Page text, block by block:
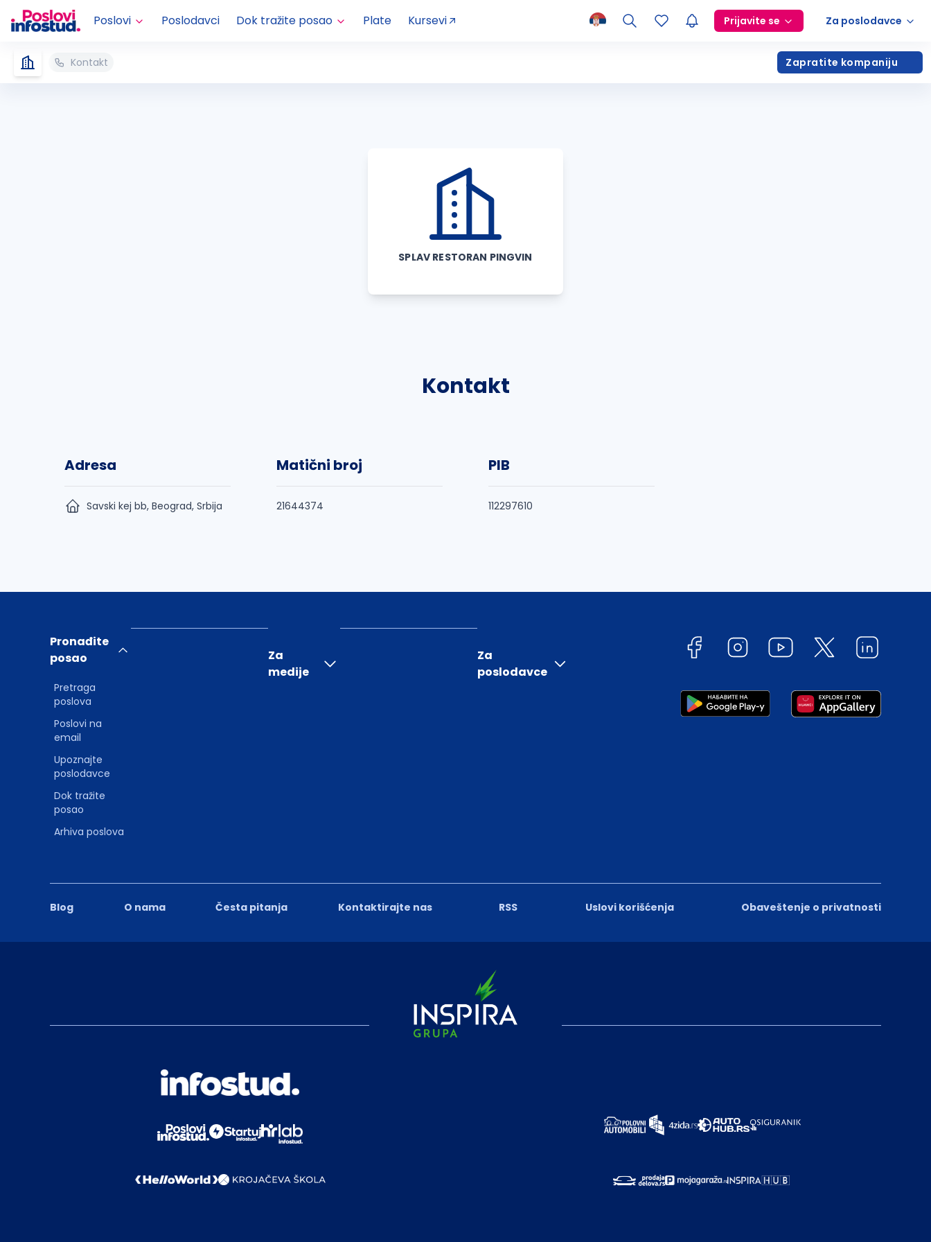
Poslovi Poslodavci Dok tražite posao Plate Kursevi Prijavite se Za poslodavce
Kontakt Zapratite kompaniju
SPLAV RESTORAN PINGVIN
Kontakt
Adresa
Savski kej bb, Beograd, Srbija
Matični broj
21644374
PIB
112297610
Blog O nama Česta pitanja Kontaktirajte nas RSS Uslovi korišćenja Obaveštenje o privatnosti
Pronađite
posao
Pretraga
poslova
Poslovi na
email
Upoznajte
poslodavce
Dok tražite
posao
Arhiva poslova
Za
medije
Za
poslodavce